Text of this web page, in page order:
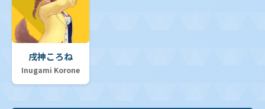
戌神ころね
Inugami Korone